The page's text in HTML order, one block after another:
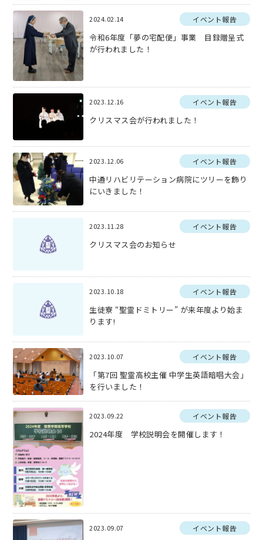
2024.02.14 イベント報告
令和6年度「夢の宅配便」事業 目録贈呈式
が行われました！
2023.12.16 イベント報告
クリスマス会が行われました！
2023.12.06 イベント報告
中通リハビリテーション病院にツリーを飾り
にいきました！
2023.11.28 イベント報告
クリスマス会のお知らせ
2023.10.18 イベント報告
生徒寮 “聖霊ドミトリー” が来年度より始ま
ります!
2023.10.07 イベント報告
「第7回 聖霊高校主催 中学生英語暗唱大会」
を行いました！
2023.09.22 イベント報告
2024年度 学校説明会を開催します！
2023.09.07 イベント報告